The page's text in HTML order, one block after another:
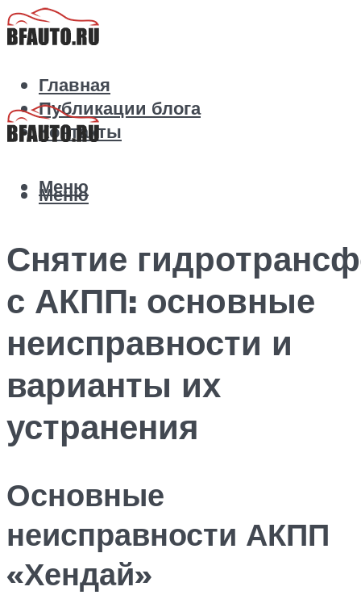
Главная
Публикации блога
Контакты
Меню
Меню
Снятие
с АКПП: основные
неисправности и
варианты их
устранения
Основные
неисправности АКПП
«Хендай»